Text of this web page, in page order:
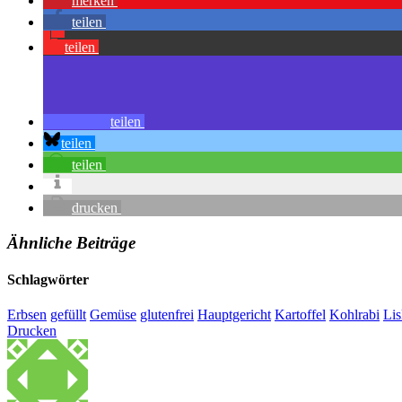
teilen
teilen
teilen
teilen
teilen
drucken
Ähnliche Beiträge
Schlagwörter
Erbsen gefüllt Gemüse glutenfrei Hauptgericht Kartoffel Kohlrabi
Drucken